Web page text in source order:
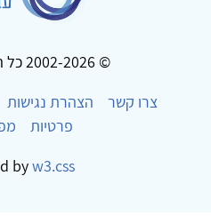
© 2002-2026 כל הזכויות שמורות
צרו קשר
הצהרת נגישות
פרטיות
byw3.css